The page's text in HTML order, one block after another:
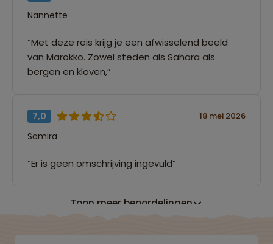
Nannette
“Met deze reis krijg je een afwisselend beeld
van Marokko. Zowel steden als Sahara als
bergen en kloven,”
7,0 18 mei 2026
Samira
“Er is geen omschrijving ingevuld”
Toon meer beoordelingen